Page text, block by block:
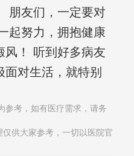
朋友们，一定要对
起努力，拥抱健康
风！ 听到好多病友
对生活，就特别
参考，如有医疗需求，请务
供大家参考，一切以医院官